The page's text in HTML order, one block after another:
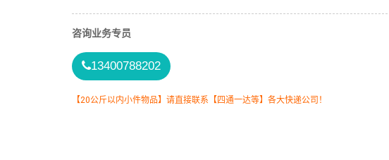
咨询业务专员
13400788202
【20公斤以内小件物品】请直接联系【四通一达等】各大快递公司！